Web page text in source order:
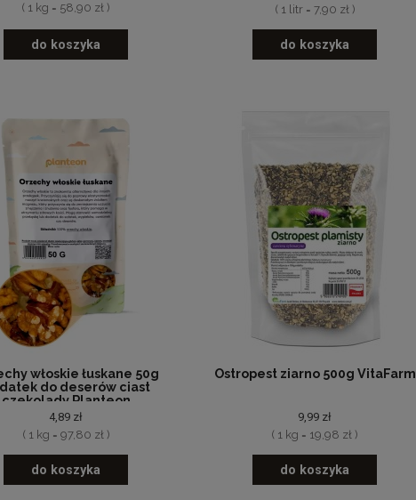
( 1 kg = 58,90 zł )
do koszyka
( 1 litr = 7,90 zł )
do koszyka
włoskie łuskane 50g
do deserów ciast
czekolady Planteon
4,89 zł
( 1 kg = 97,80 zł )
do koszyka
Ostropest ziarno 500g VitaFarm
9,99 zł
( 1 kg = 19,98 zł )
do koszyka